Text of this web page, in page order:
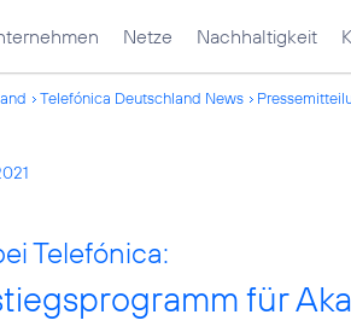
Netze Nachhaltigkeit
Telefónica Deutschland News
Telefónica:
für